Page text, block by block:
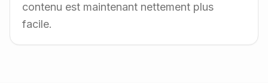
contenu est maintenant nettement plus
facile.